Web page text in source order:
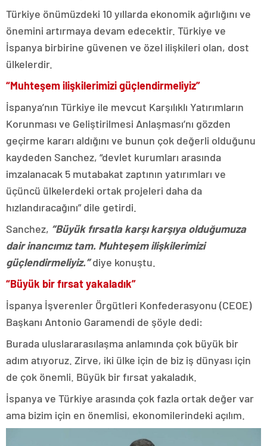
Türkiye önümüzdeki 10 yıllarda ekonomik ağırlığını ve
önemini artırmaya devam edecektir. Türkiye ve
İspanya birbirine güvenen ve özel ilişkileri olan, dost
ülkelerdir.
“Muhteşem ilişkilerimizi güçlendirmeliyiz”
İspanya’nın Türkiye ile mevcut Karşılıklı Yatırımların
Korunması ve Geliştirilmesi Anlaşması’nı gözden
geçirme kararı aldığını ve bunun çok değerli olduğunu
kaydeden Sanchez, “devlet kurumları arasında
imzalanacak 5 mutabakat zaptının yatırımları ve
üçüncü ülkelerdeki ortak projeleri daha da
hızlandıracağını” dile getirdi.
Sanchez, “Büyük fırsatla karşı karşıya olduğumuza
dair inancımız tam. Muhteşem ilişkilerimizi
güçlendirmeliyiz.”diye konuştu.
“Büyük bir fırsat yakaladık”
İspanya İşverenler Örgütleri Konfederasyonu (CEOE)
Başkanı Antonio Garamendi de şöyle dedi:
Burada uluslararasılaşma anlamında çok büyük bir
adım atıyoruz. Zirve, iki ülke için de biz iş dünyası için
de çok önemli. Büyük bir fırsat yakaladık.
İspanya ve Türkiye arasında çok fazla ortak değer var
ama bizim için en önemlisi, ekonomilerindeki açılım.